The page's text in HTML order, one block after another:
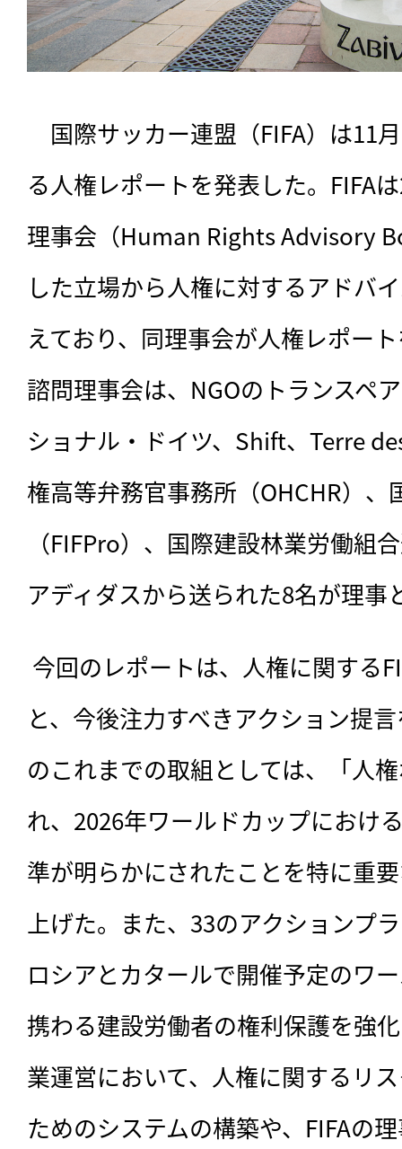
国際サッカー連盟（FIFA）は11
る人権レポートを発表した。FIFA
理事会（Human Rights Advisory
した立場から人権に対するアドバ
えており、同理事会が人権レポー
諮問理事会は、NGOのトランスペ
ショナル・ドイツ、Shift、Terre
権高等弁務官事務所（OHCHR）
（FIFPro）、国際建設林業労働組
アディダスから送られた8名が理事
と、今後注力すべきアクション提
のこれまでの取組としては、「人
れ、2026年ワールドカップにおけ
準が明らかにされたことを特に重
上げた。また、33のアクションプ
ロシアとカタールで開催予定のワ
携わる建設労働者の権利保護を強
業運営において、人権に関するリ
ためのシステムの構築や、FIFAの